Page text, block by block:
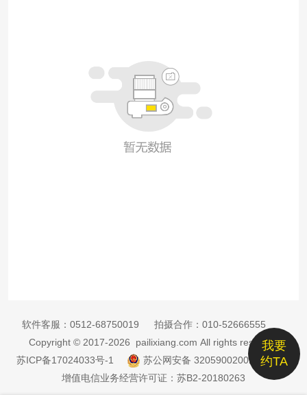
我要
约TA
软件客服： 0512-68750019 拍摄合作： 010-52666555
Copyright © 2017-2026 pailixiang.com All rights reserved
苏ICP备17024033号-1
苏公网安备 32059002002885号
增值电信业务经营许可证：苏B2-20180263